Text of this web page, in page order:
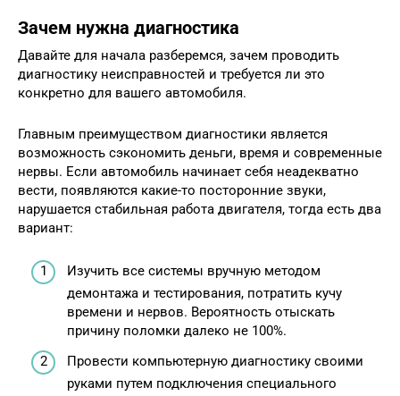
Зачем нужна диагностика
Давайте для начала разберемся, зачем проводить
диагностику неисправностей и требуется ли это
конкретно для вашего автомобиля.
Главным преимуществом диагностики является
возможность сэкономить деньги, время и современные
нервы. Если автомобиль начинает себя неадекватно
вести, появляются какие-то посторонние звуки,
нарушается стабильная работа двигателя, тогда есть два
вариант:
Изучить все системы вручную методом
демонтажа и тестирования, потратить кучу
времени и нервов. Вероятность отыскать
причину поломки далеко не 100%.
Провести компьютерную диагностику своими
руками путем подключения специального